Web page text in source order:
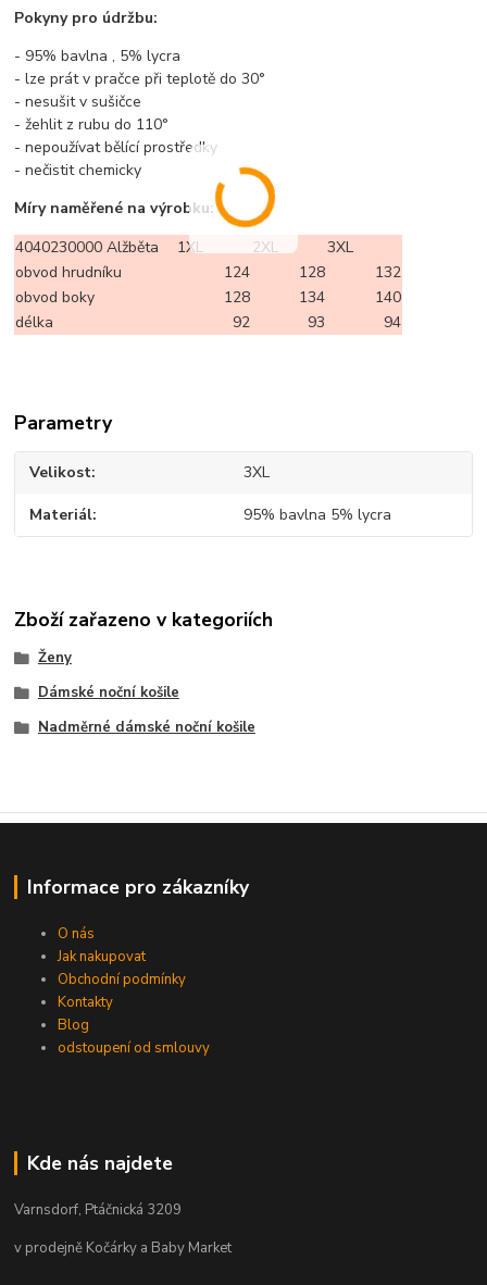
Pokyny pro údržbu:
- 95% bavlna , 5% lycra
- lze prát v pračce při teplotě do 30°
- nesušit v sušičce
- žehlit z rubu do 110°
- nepoužívat bělící prostředky
- nečistit chemicky
Míry naměřené na výrobku:
4040230000 Alžběta
1XL 2XL
3XL
obvod hrudníku
124 128
132
obvod boky
128 134
140
délka
92 93 94
Parametry
Velikost 3XL
Materiál 95% bavlna 5% lycra
Zboží zařazeno v kategoriích
Ženy
Dámské noční košile
Nadměrné dámské noční košile
Informace pro zákazníky
O nás
Jak nakupovat
Obchodní podmínky
Kontakty
Blog
odstoupení od smlouvy
Kde nás najdete
Varnsdorf, Ptáčnická 3209
v prodejně Kočárky a Baby Market